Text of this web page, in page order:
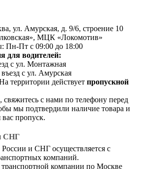
ул. Амурская, д. 9/6, строение 10
МЦК «Локомотив»
Пн-Пт с 09:00 до 18:00
для водителей:
с ул. Монтажная
с ул. Амурская
территории действует пропускной
свяжитесь с нами по телефону перед
мы подтвердили наличие товара и
вас пропуск.
СНГ
России и СНГ осуществляется с
компаний.
транспортной компании по Москве